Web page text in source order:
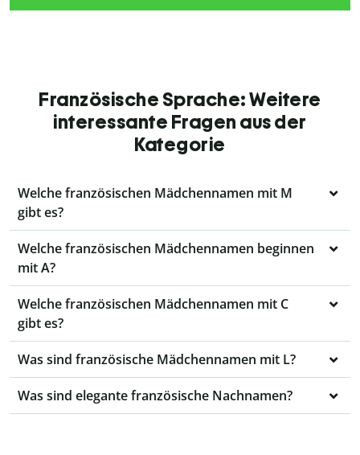
Französische Sprache: Weitere
interessante Fragen aus der
Kategorie
Welche französischen Mädchennamen mit M
gibt es?
Welche französischen Mädchennamen beginnen
mit A?
Welche französischen Mädchennamen mit C
gibt es?
Was sind französische Mädchennamen mit L?
Was sind elegante französische Nachnamen?